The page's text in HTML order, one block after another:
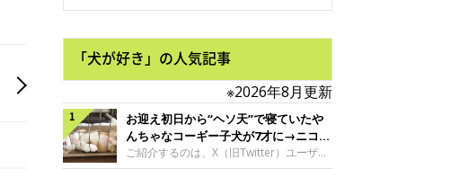
「犬が好き」の人気記事
※2026年8月更新
お迎え初日から“ヘソ天”で寝ていたや
んちゃなコーギー子犬が7才に→ニコニ
コ“コーギースマイル”が魅力のコに成
ご紹介するのは、X（旧Twitter）ユーザー